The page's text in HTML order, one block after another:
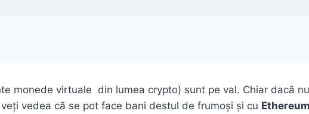
monede virtuale din lumea crypto) sunt pe val. Chiar dacă
vedea că se pot face bani destul de frumoși și cu Ethereum